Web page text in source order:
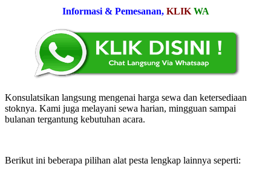
Informasi & Pemesanan, KLIK WA
Konsulatsikan langsung mengenai harga sewa dan ketersediaan
stoknya. Kami juga melayani sewa harian, mingguan sampai
bulanan tergantung kebutuhan acara.
Berikut ini beberapa pilihan alat pesta lengkap lainnya seperti: